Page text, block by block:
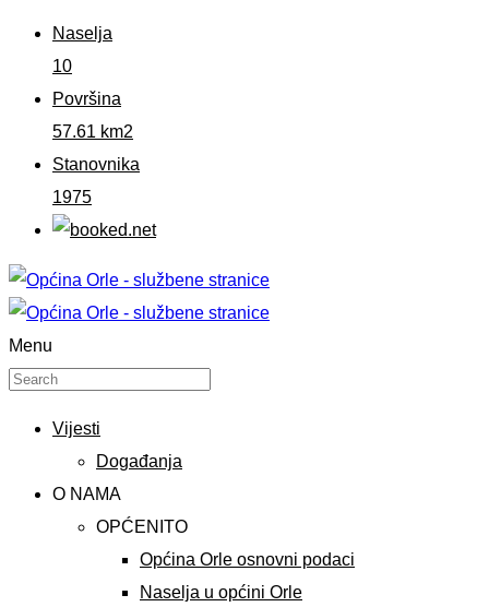
Naselja
10
Površina
57.61 km2
Stanovnika
1975
Menu
Vijesti
Događanja
O NAMA
OPĆENITO
Općina Orle osnovni podaci
Naselja u općini Orle